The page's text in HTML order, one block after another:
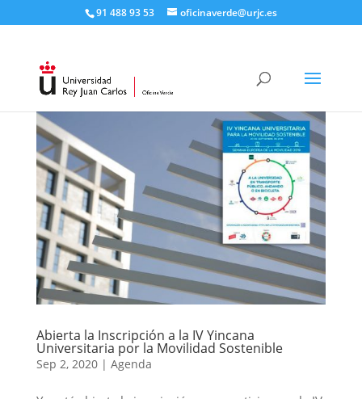
91 488 93 53 oficinaverde@urjc.es
Abierta la Inscripción a la IV Yincana
Universitaria por la Movilidad Sostenible
Sep 2, 2020| Agenda